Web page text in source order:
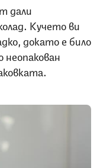
дали
Кучето ви
докато е било